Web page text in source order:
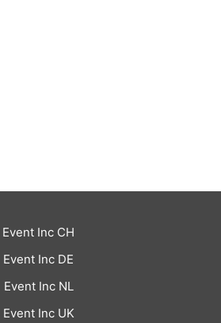
Event Inc CH
Event Inc DE
Event Inc NL
Event Inc UK